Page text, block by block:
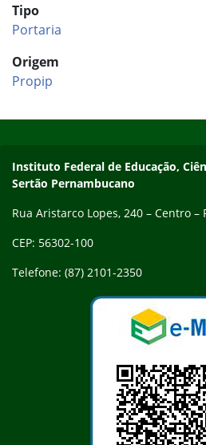
Tipo
Portaria
Origem
Propip
Endereço
Instituto Federal de Educação,
Sertão Pernambucano
Rua Aristarco Lopes, 240 – Centro –
CEP: 56302-100
Telefone: (87) 2101-2350